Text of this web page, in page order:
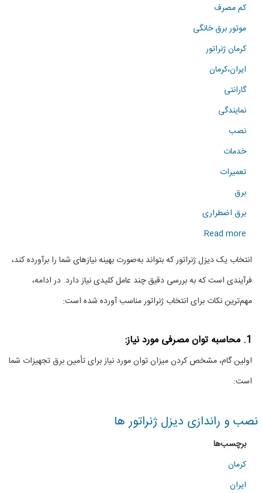
کم مصرف
موتور برق خانگی
کرمان ژنراتور
ایران،کرمان
گارانتی
نمایندگی
نصب
خدمات
تعمیرات
برق
برق اضطراری
Read more
about
راهنمای
انتخاب
دیزل
مناسب
انتخاب یک دیزل ژنراتور که بتواند به‌صورت بهینه نیازهای شما را برآورده کند،
فرآیندی است که به بررسی دقیق چند عامل کلیدی نیاز دارد. در ادامه،
مهم‌ترین نکات برای انتخاب ژنراتور مناسب آورده شده است:
1. محاسبه توان مصرفی مورد نیاز:
اولین گام، مشخص کردن میزان توان مورد نیاز برای تأمین برق تجهیزات شما
است:
نصب و راندازی دیزل ژنراتور ها
برچسب‌ها
کرمان
ایران